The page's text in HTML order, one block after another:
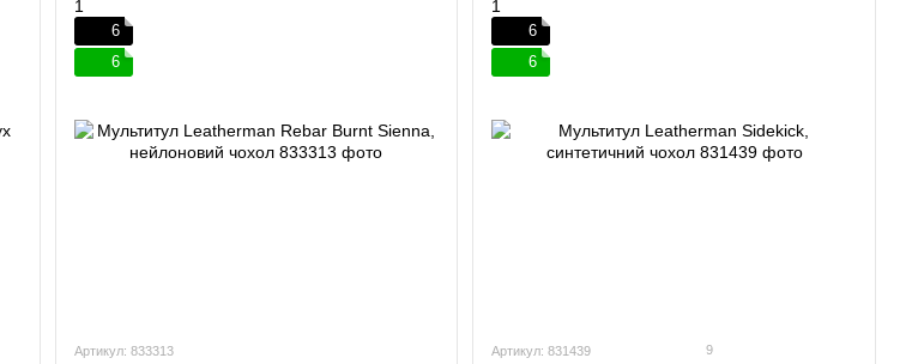
6
6
Артикул: 833313
6
6
Артикул: 831439 9